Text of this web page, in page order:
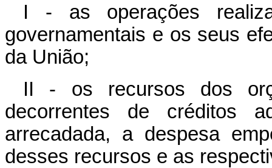
I - as operações
governamentais e os seus
da União;
II - os recursos dos
decorrentes de créditos
arrecadada, a despesa
desses recursos e as